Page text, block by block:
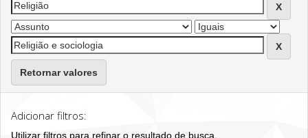
Retornar valores
Adicionar filtros:
Utilizar filtros para refinar o resultado de busca.